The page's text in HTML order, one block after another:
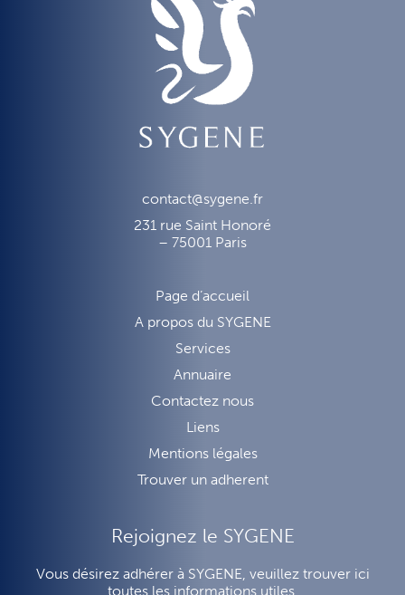
contact@sygene.fr
231 rue Saint Honoré
– 75001 Paris
Page d’accueil
A propos du SYGENE
Services
Annuaire
Contactez nous
Liens
Mentions légales
Trouver un adherent
Rejoignez le SYGENE
Vous désirez adhérer à SYGENE, veuillez trouver ici
toutes les informations utiles.